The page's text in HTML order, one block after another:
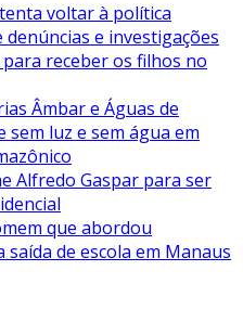
voltar à política
e investigações
receber os filhos no
Âmbar e Águas de
sem luz e sem água em
Alfredo Gaspar para ser
que abordou
de escola em Manaus